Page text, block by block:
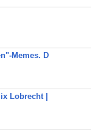
Memes. D
Lobrecht |